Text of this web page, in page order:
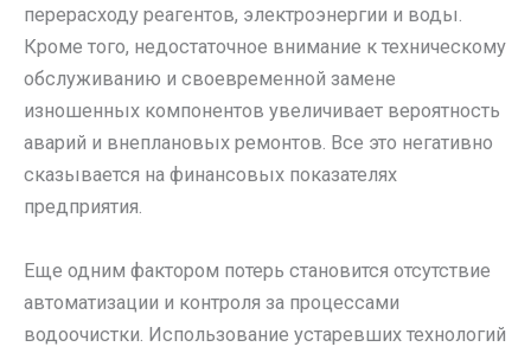
перерасходу реагентов, электроэнергии и воды.
Кроме того, недостаточное внимание к техническому
обслуживанию и своевременной замене
изношенных компонентов увеличивает вероятность
аварий и внеплановых ремонтов. Все это негативно
сказывается на финансовых показателях
предприятия.
Еще одним фактором потерь становится отсутствие
автоматизации и контроля за процессами
водоочистки. Использование устаревших технологий